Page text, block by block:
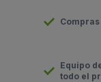
Equipo
todo el